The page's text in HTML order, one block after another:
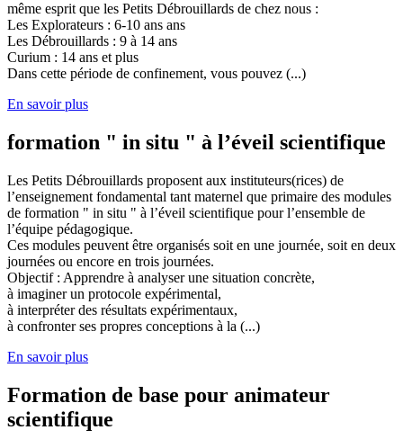
même esprit que les Petits Débrouillards de chez nous :
Les Explorateurs : 6-10 ans ans
Les Débrouillards : 9 à 14 ans
Curium : 14 ans et plus
Dans cette période de confinement, vous pouvez (...)
En savoir plus
formation " in situ " à l’éveil scientifique
Les Petits Débrouillards proposent aux instituteurs(rices) de
l’enseignement fondamental tant maternel que primaire des modules
de formation " in situ " à l’éveil scientifique pour l’ensemble de
l’équipe pédagogique.
Ces modules peuvent être organisés soit en une journée, soit en deux
journées ou encore en trois journées.
Objectif : Apprendre à analyser une situation concrète,
à imaginer un protocole expérimental,
à interpréter des résultats expérimentaux,
à confronter ses propres conceptions à la (...)
En savoir plus
Formation de base pour animateur
scientifique